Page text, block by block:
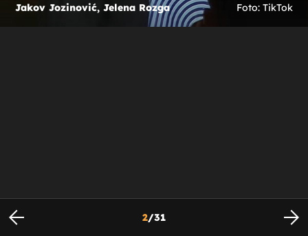
Jakov Jozinović, Jelena Rozga Foto: TikTok
2/31